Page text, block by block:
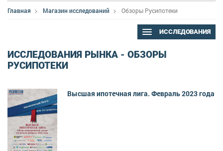
Главная Магазин исследований Обзоры Русипотеки
ИССЛЕДОВАНИЯ
ИССЛЕДОВАНИЯ РЫНКА - ОБЗОРЫ
РУСИПОТЕКИ
Высшая ипотечная лига. Февраль 2023 года